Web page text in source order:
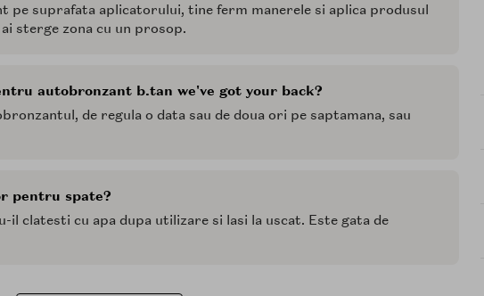
pe suprafata aplicatorului, tine ferm manerele si aplica produsul
sterge zona cu un prosop.
autobronzant b.tan we've got your back?
de regula o data sau de doua ori pe saptamana, sau
pentru spate?
clatesti cu apa dupa utilizare si lasi la uscat. Este gata de